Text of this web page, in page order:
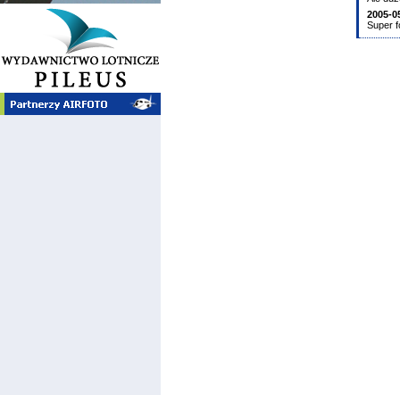
2005-
Super